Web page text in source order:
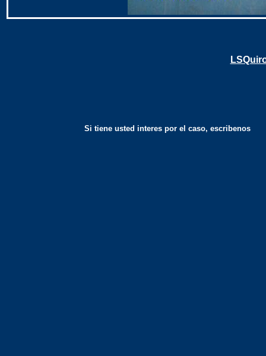
Si tiene usted interes por el caso, escribenos